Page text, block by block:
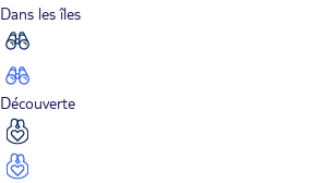
Dans les îles
Découverte